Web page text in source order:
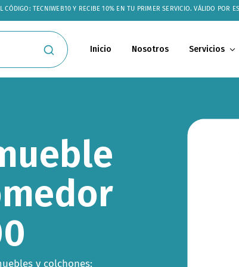
CÓDIGO: TECNIWEB10 Y RECIBE 10% EN TU PRIMER SERVICIO. VÁLIDO POR
Inicio Nosotros Servicios
y colchones: